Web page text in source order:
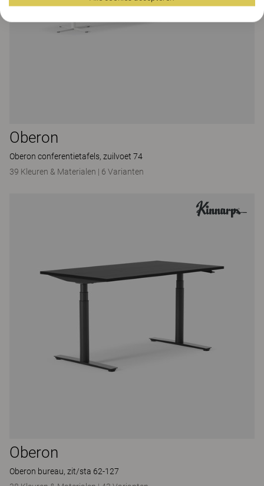
Oberon
Oberon conferentietafels, zuilvoet 74
39 Kleuren & Materialen | 6 Varianten
Oberon
Oberon bureau, zit/sta 62-127